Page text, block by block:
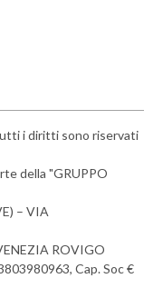
i diritti sono riservati
della "GRUPPO
– VIA
ROVIGO
Cap. Soc €